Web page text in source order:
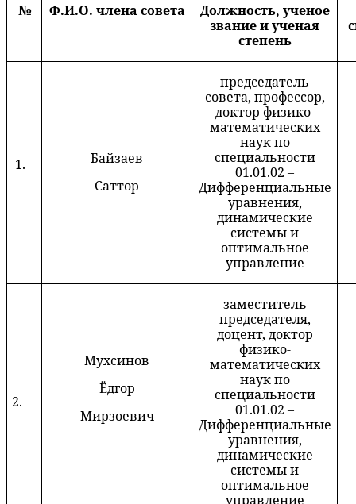
№ Ф.И.О. члена совета
Должность, ученое
звание и ученая
степень
1.
Байзаев
Саттор
председатель
совета, профессор,
доктор физико-
математических
наук по
специальности
01.01.02 –
Дифференциальные
уравнения,
динамические
системы и
оптимальное
управление
2.
Мухсинов
Ёдгор
Мирзоевич
заместитель
председателя,
доцент, доктор
физико-
математических
наук по
специальности
01.01.02 –
Дифференциальные
уравнения,
динамические
системы и
оптимальное
управление